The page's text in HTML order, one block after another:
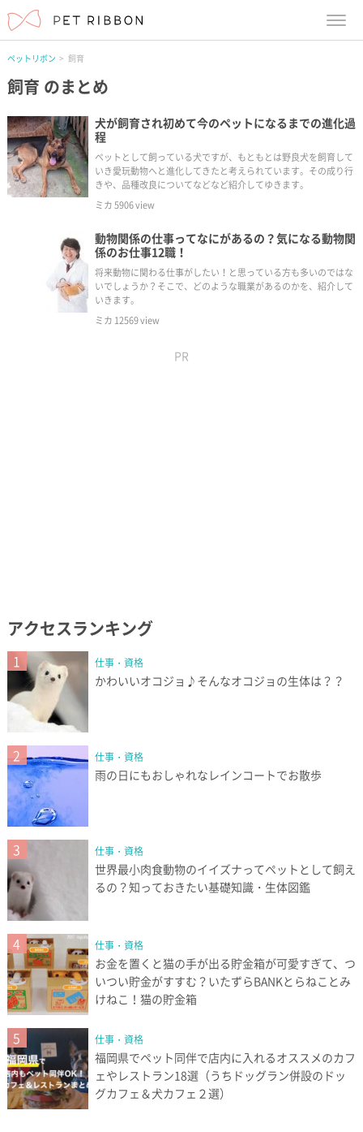
ペットリボン 飼育
飼育 のまとめ
犬が飼育され初めて今のペットになるまでの進化過
程
ペットとして飼っている犬ですが、もともとは野良犬を飼育して
いき愛玩動物へと進化してきたと考えられています。その成り行
きや、品種改良についてなどなど紹介してゆきます。
ミカ5906view
動物関係の仕事ってなにがあるの？気になる動物関
係のお仕事12職！
将来動物に関わる仕事がしたい！と思っている方も多いのではな
いでしょうか？そこで、どのような職業があるのかを、紹介して
いきます。
ミカ 12569view
PR
アクセスランキング
1 仕事・資格
かわいいオコジョ♪そんなオコジョの生体は？？
2 仕事・資格
雨の日にもおしゃれなレインコートでお散歩
3 仕事・資格
世界最小肉食動物のイイズナってペットとして飼え
るの？知っておきたい基礎知識・生体図鑑
4 仕事・資格
お金を置くと猫の手が出る貯金箱が可愛すぎて、つ
いつい貯金がすすむ？いたずらBANKとらねことみ
けねこ！猫の貯金箱
5 仕事・資格
福岡県でペット同伴で店内に入れるオススメのカフ
ェやレストラン18選（うちドッグラン併設のドッ
グカフェ＆犬カフェ２選）